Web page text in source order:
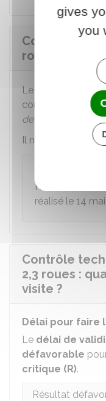
Contrôle
roues : quelle
Le résultat
constatée) du
de catégorie L
Il n'y a pas de
Résultat
réalisé le 14
Contrôle
2,3 roues :
visite ?
Délai pour faire
Le délai de
défavorable
critique (R).
Résultat
gives
you